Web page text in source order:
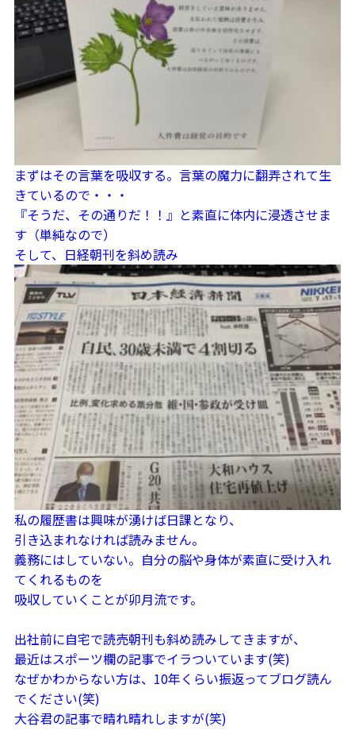
まずはその言葉を吸収する。言葉の魔力に翻弄されて生
きているので・・・
『そうだ、その通りだ！！』と素直に体内に浸透させま
す（単純なので）
そして、日経朝刊を斜め読み
私の履歴書は興味が湧けば日課となり、
引き込まれなければ読みません。
義務にはしていない。自分の脳や身体が素直に受け入れ
てくれるものを
吸収していくことが卯月流です。
出社前に自宅で読売朝刊も斜め読みしてきますが、
最近はスポーツ欄の記事でイラついています(笑)
なぜかわからない方は、10年くらい振返ってブログ読ん
でください(笑)
大谷君の記事で晴れ晴れしますが(笑)